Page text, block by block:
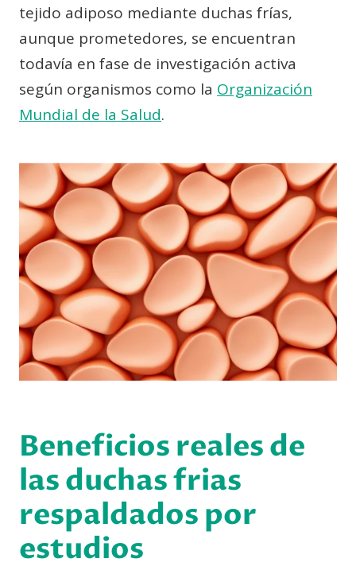
tejido adiposo mediante duchas frías,
aunque prometedores, se encuentran
todavía en fase de investigación activa
según organismos como la Organización
Mundial de la Salud.
Beneficios reales de
las duchas frias
respaldados por
estudios